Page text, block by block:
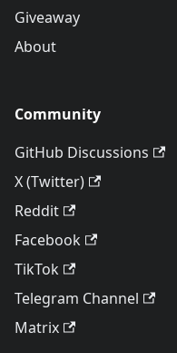
Giveaway
About
Community
GitHub Discussions
X (Twitter)
Reddit
Facebook
TikTok
Telegram Channel
Matrix